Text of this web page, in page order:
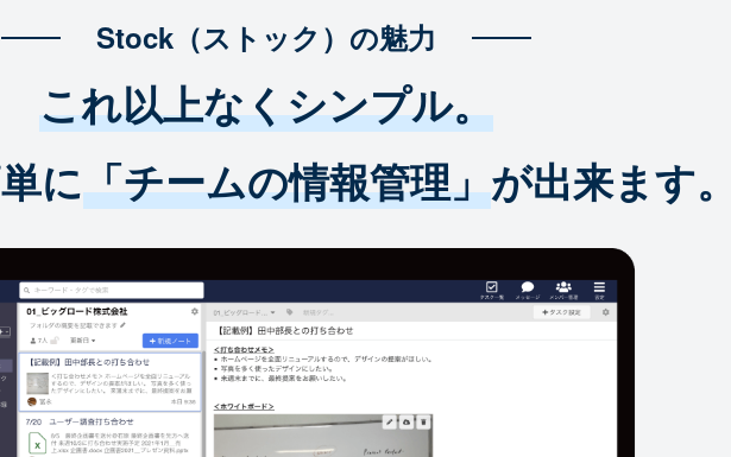
Stock（ストック）の魅力
これ以上なくシンプル。
に「チームの情報管理」が出来ます。